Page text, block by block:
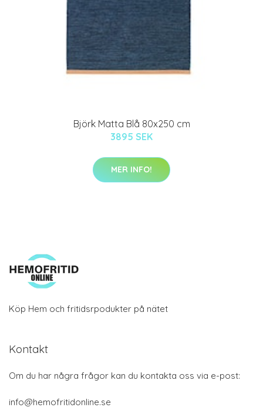
Björk Matta Blå 80x250 cm
3895 SEK
MER INFO!
Köp Hem och fritidsrpodukter på nätet
Kontakt
Om du har några frågor kan du kontakta oss via e-post:
info@hemofritidonline.se